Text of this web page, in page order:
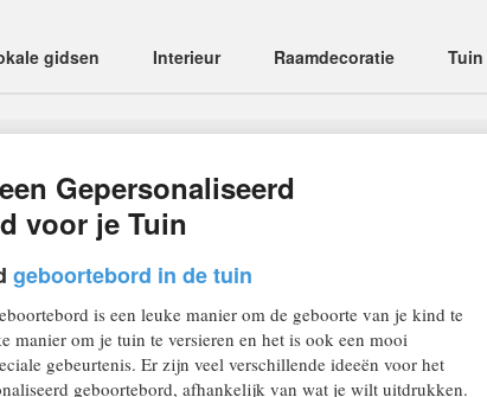
gidsen Interieur Raamdecoratie Tuin
Gepersonaliseerd
voor je Tuin
geboortebord in de tuin
is een leuke manier om de geboorte van je kind te
manier om je tuin te versieren en het is ook een mooi
gebeurtenis. Er zijn veel verschillende ideeën voor het
geboortebord, afhankelijk van wat je wilt uitdrukken.